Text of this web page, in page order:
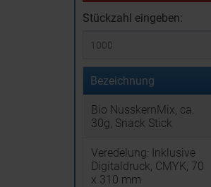
Stückzahl eingeben:
Bezeichnung
Bio NusskernMix, ca.
30g, Snack Stick
Veredelung: Inklusive
Digitaldruck, CMYK, 70
x 310 mm